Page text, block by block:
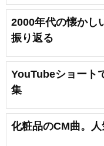
2000年代の懐かし
振り返る
YouTubeショート
集
化粧品のCM曲。